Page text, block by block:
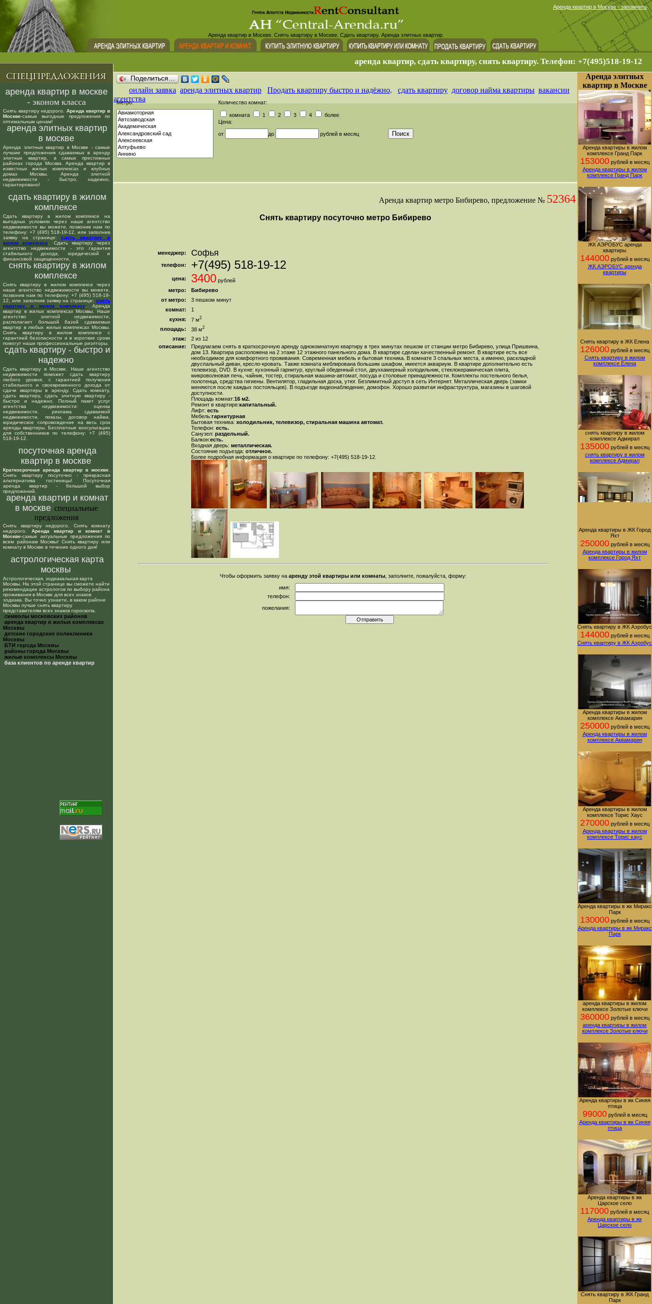
Аренда квартир в Москве - запомнить
Аренда квартир в Москве. Снять квартиру в Москве. Сдать квартиру. Аренда элитных квартир.
аренда квартир, сдать квартиру, снять квартиру. Телефон: +7(495)518-19-12
аренда квартир в москве
- эконом класса
Снять квартиру недорого. Аренда квартир в
Москве-самые выгодные предложения по
оптимальным ценам!
аренда элитных квартир
в москве
Аренда элитных квартир в Москве - самые
лучшие предложения сдаваемых в аренду
элитных квартир, в самых престижных
районах города Москва. Аренда квартир в
известных жилых комплексах и клубных
домах Москвы. Аренда элитной
недвижимости - быстро, надежно,
гарантировано!
сдать квартиру в жилом
комплексе
Сдать квартиру в жилом комплексе на
выгодных условиях через наше агентство
недвижимости вы можете, позвонив нам по
телефону: +7 (495) 518-19-12, или заполнив
заявку на странице:сдать квартиру в
жилом комплексе . Сдать квартиру через
агентство недвижимости - это гарантия
стабильного дохода, юридической и
финансовой защищенности.
снять квартиру в жилом
комплексе
Снять квартиру в жилом комплексе через
наше агентство недвижимости вы можете,
позвонив нам по телефону: +7 (495) 518-19-
12, или заполнив заявку на странице: снять
квартиру в жилом комплексе . Аренда
квартир в жилых комплексах Москвы. Наше
агентство элитной недвижимости,
располагает большой базой сдаваемых
квартир в любых жилых комплексах Москвы.
Снять квартиру в жилом комплексе с
гарантией безопасности и в короткие сроки
помогут наши профессиональные риэлторы.
сдать квартиру - быстро и
надежно
Сдать квартиру в Москве. Наше агентство
недвижимости поможет сдать квартиру
любого уровня, с гарантией получения
стабильного и своевременного дохода от
сдачи квартиры в аренду. Сдать комнату,
сдать квартиру, сдать элитную квартиру -
быстро и надежно. Полный пакет услуг
агентства недвижимости: оценка
недвижимости, реклама сдаваемой
недвижимости, показы, договор найма,
юридическое сопровождение на весь срок
аренды квартиры. Бесплатные консультации
для собственников по телефону: +7 (495)
518-19-12.
посуточная аренда
квартир в москве
Краткосрочная аренда квартир в москве
Снять квартиру посуточно - прекрасная
альтернатива гостиницы! Посуточная
аренда квартир - большой выбор
предложений.
аренда квартир и комнат
в москве специальные
предложения
Снять квартиру недорого. Снять комнату
недорого. Аренда квартир и комнат в
Москве-самые актуальные предложения по
всем районам Москвы! Снять квартиру или
комнату в Москве в течение одного дня!
астрологическая карта
москвы
Астрологическая, зодиакальная карта
Москвы. На этой странице вы сможете найти
рекомендации астрологов по выбору района
проживания в Москве для всех знаков
зодиака. Вы точно узнаете, в каком районе
Москвы лучше снять квартиру
представителям всех знаков гороскопа.
cимволы московских районов
аренда квартир в жилых комплексах
Москвы
детские городские поликлиники
Москвы
БТИ города Москвы
районы города Москвы
жилые комплексы Москвы
база клиентов по аренде квартир
Поделиться…
онлайн заявка аренда элитных квартир Продать квартиру быстро и надёжно. сдать квартиру договор найма квартиры вакансии
агентства
Метро: Количество комнат:
комната 1 2 3 4
более
Цена:
от до рублей в месяц
Аренда квартир метро Бибирево, предложение № 52364
Снять квартиру посуточно метро Бибирево
менеджер: Софья
телефон: +7(495) 518-19-12
цена: 3400 рублей
метро:
Бибирево
от метро:
3 пешком минут
комнат:
1
кухня:
7 м2
площадь: 38 м2
этаж:
2 из 12
описание:
Предлагаем снять в краткосрочную аренду однокомнатную квартиру в трех минутах пешком от станции метро Бибирево, улица Пришвина,
дом 13. Квартира расположена на 2 этаже 12 этажного панельного дома. В квартире сделан качественный ремонт. В квартире есть все
необходимое для комфортного проживания. Современная мебель и бытовая техника. В комнате 3 спальных места, а именно, раскладной
двуспальный диван, кресло-кровать. Также комната меблирована большим шкафом, имеется аквариум. В квартире дополнительно есть
телевизор, DVD. В кухне: кухонный гарнитур, круглый обеденный стол, двухкамерный холодильник, стеклокерамическая плита,
микроволновая печь, чайник, тостер, стиральная машина-автомат, посуда и столовые принадлежности. Комплекты постельного белья,
полотенца, средства гигиены. Вентилятор, гладильная доска, утюг. Безлимитный доступ в сеть Интернет. Металлическая дверь (замки
меняются после каждых постояльцев). В подъезде видеонаблюдение, домофон. Хорошо развитая инфраструктура, магазины в шаговой
доступности.
Площадь комнат:16 м2.
Ремонт в квартире:капитальный.
Лифт: есть
Мебель:гарнитурная
Бытовая техника: холодильник, телевизор, стиральная машина автомат.
Телефон: есть.
Санузел: раздельный.
Балкон:есть.
Входная дверь: металлическая.
Состояние подъезда: отличное.
Более подробная информация о квартире по телефону: +7(495) 518-19-12.
Чтобы оформить заявку на аренду этой квартиры или комнаты, заполните, пожалуйста, форму:
имя:
телефон:
пожелания:
Аренда элитных
квартир в Москве
Аренда квартиры в жилом
комплексе Гранд Парк
153000рублей в месяц
Аренда квартиры в жилом
комплексе Гранд Парк
ЖК АЭРОБУС аренда
квартиры
144000рублей в месяц
ЖК АЭРОБУС аренда
квартиры
Снять квартиру в ЖК Елена
126000рублей в месяц
Снять квартиру в жилом
комплексе Елена
снять квартиру в жилом
комплексе Адмирал
135000рублей в месяц
снять квартиру в жилом
комплексе Адмирал
Аренда квартиры в ЖК Город
Яхт
250000рублей в месяц
Аренда квартиры в жилом
комплексе Город Яхт
Снять квартиру в ЖК Аэробус
144000рублей в месяц
Снять квартиру в ЖК Аэробус
Аренда квартиры в жилом
комплексе Аквамарин
250000рублей в месяц
Аренда квартиры в жилом
комплексе Аквамарин
Аренда квартиры в жилом
комплексе Торис Хаус
270000рублей в месяц
Аренда квартиры в жилом
комплексе Торис хаус
Аренда квартиры в жк Миракс
Парк
130000рублей в месяц
Аренда квартиры в жк Миракс
Парк
аренда квартиры в жилом
комплексе Золотые ключи
360000рублей в месяц
аренда квартиры в жилом
комплексе Золотые ключи
Аренда квартиры в жк Синяя
птица
99000рублей в месяц
Аренда квартиры в жк Синяя
птица
Аренда квартиры в жк
Царское село
117000 рублей в месяц
Аренда квартиры в жк
Царское село
Снять квартиру в ЖК Гранд
Парк